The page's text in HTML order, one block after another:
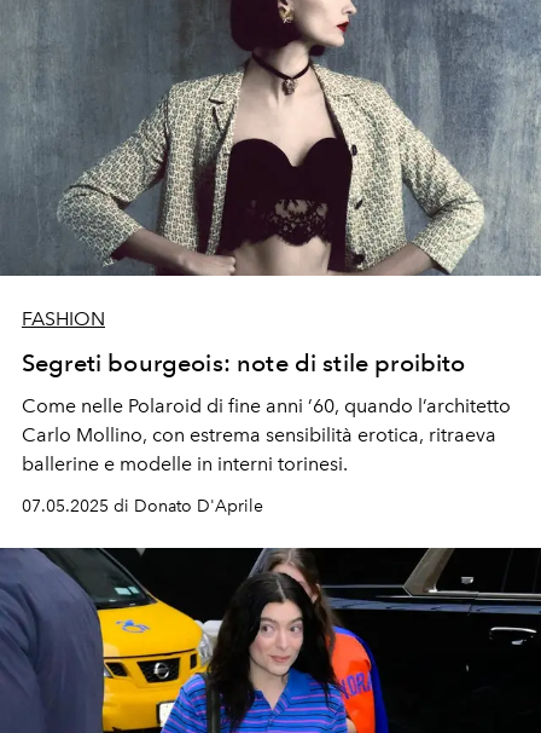
FASHION
Segreti bourgeois: note di stile proibito
Come nelle Polaroid di fine anni ’60, quando l’architetto
Carlo Mollino, con estrema sensibilità erotica, ritraeva
ballerine e modelle in interni torinesi.
07.05.2025 di Donato D'Aprile